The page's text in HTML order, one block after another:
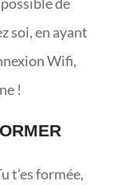
soi, en ayant
Wifi,
!
t’es formée,